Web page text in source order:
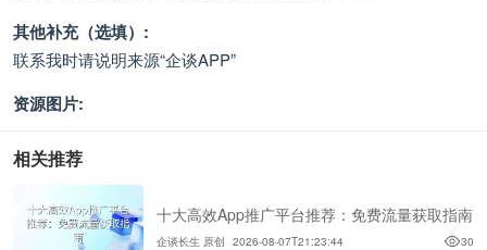
其他补充（选填）:
联系我时请说明来源“企谈APP”
资源图片:
相关推荐
十大高效App推广平台推荐：免费流量获取指南
企谈长生 原创 2026-08-07T21:23:44 30